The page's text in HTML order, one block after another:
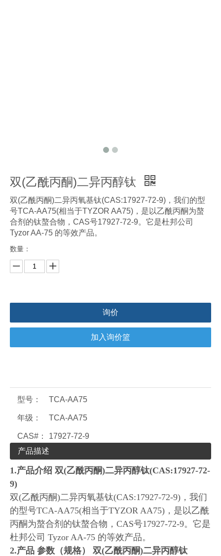
双(乙酰丙酮)二异丙醇钛
双(乙酰丙酮)二异丙氧基钛(CAS:17927-72-9)，我们的型
号TCA-AA75(相当于TYZOR AA75)，是以乙酰丙酮为螯
合剂的钛螯合物，CAS号17927-72-9。它是杜邦公司
Tyzor AA-75 的等效产品。
数量：
询价
加入询价篮
型号： TCA-AA75
年级： TCA-AA75
CAS#：
17927-72-9
产品描述
1.产品介绍 双(乙酰丙酮)二异丙醇钛(CAS:17927-72-
9)
双(乙酰丙酮)二异丙氧基钛(CAS:17927-72-9)，我们
的型号TCA-AA75(相当于TYZOR AA75)，是以乙酰
丙酮为螯合剂的钛螯合物，CAS号17927-72-9。它是
杜邦公司 Tyzor AA-75 的等效产品。
2.产品 参数（规格） 双(乙酰丙酮)二异丙醇钛